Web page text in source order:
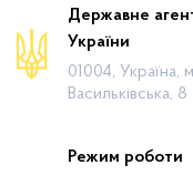
Про відомство
Діяльність
Громадянам
Публічна інформація
Державне
України
01004, Україна,
Васильківська, 8
Режим роботи